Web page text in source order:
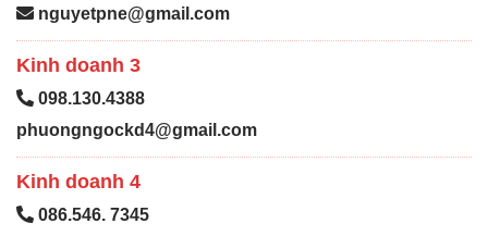
nguyetpne@gmail.com
Kinh doanh 3
098.130.4388
phuongngockd4@gmail.com
Kinh doanh 4
086.546. 7345